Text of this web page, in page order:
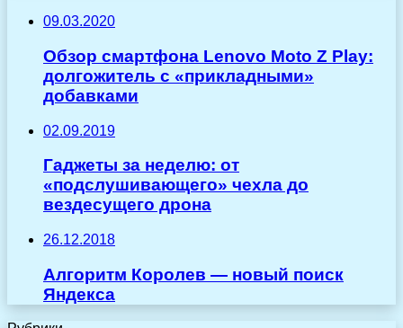
09.03.2020
Обзор смартфона Lenovo Moto Z Play:
долгожитель с «прикладными»
добавками
02.09.2019
Гаджеты за неделю: от
«подслушивающего» чехла до
вездесущего дрона
26.12.2018
Алгоритм Королев — новый поиск
Яндекса